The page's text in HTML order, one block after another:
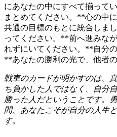
にあなたの中にすべて揃って
まとめてください。**心の中
共通の目標のもとに統合しま
ってください。**前へ進みな
れずにいてください。**自分
**あなたの勝利の光で、他者
戦車のカードが明かすのは、
ち負かした人ではなく、自分
勝った人だということです。
間、あなたこそが自分の人生
す。